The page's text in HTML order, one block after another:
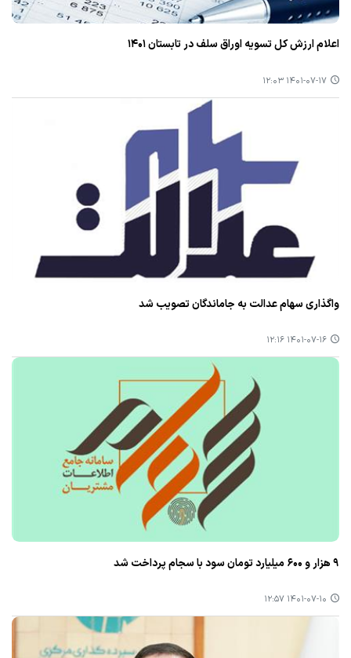
اعلام ارزش كل تسویه اوراق سلف در تابستان ۱۴۰۱
۱۴۰۱-۰۷-۱۷ ۱۲:۰۳
واگذاری سهام عدالت به جاماندگان تصویب شد
۱۴۰۱-۰۷-۱۶ ۱۲:۱۶
۹ هزار و ۶۰۰ میلیارد تومان سود با سجام پرداخت شد
۱۴۰۱-۰۷-۱۰ ۱۲:۵۷